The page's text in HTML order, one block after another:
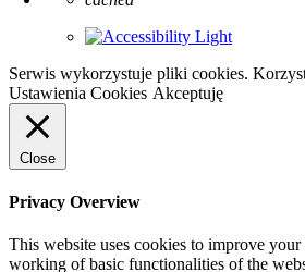
Serwis wykorzystuje pliki cookies.
Ustawienia Cookies Akceptuję
Close
Privacy Overview
This website uses cookies to improve
working of basic functionalities of the